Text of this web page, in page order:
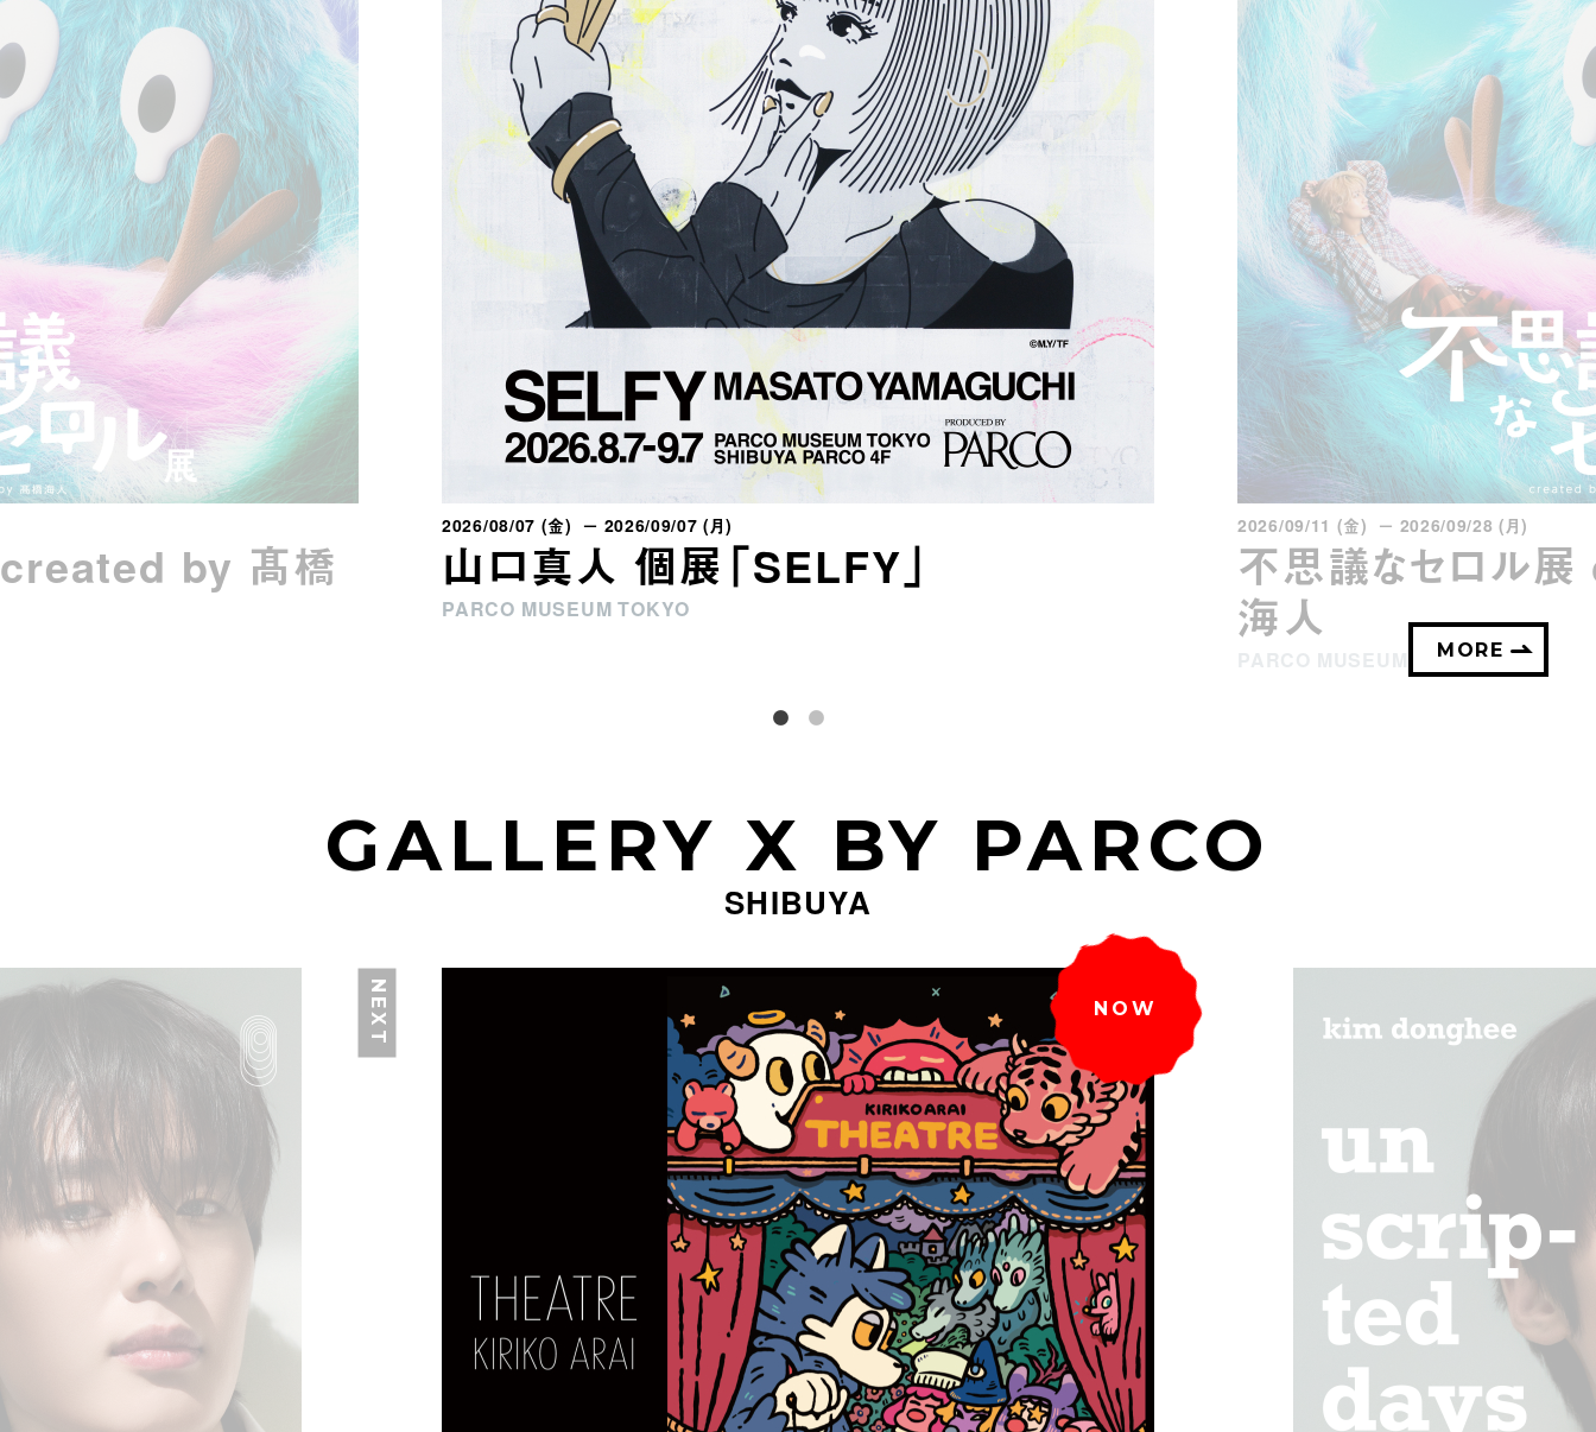
created by 髙橋
2026/08/07 (金) － 2026/09/07 (月)
山口真人 個展「SELFY」
PARCO MUSEUM TOKYO
2026/09/11 (金) － 2026/09/28 (月)
不思議なセロル
海人
PARCO MUSEUM TOKYO
MORE
GALLERY X BY PARCO
SHIBUYA